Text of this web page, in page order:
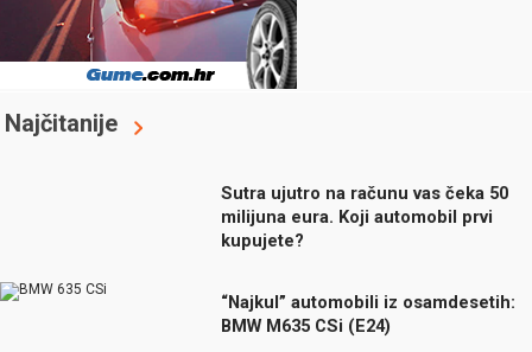
Najčitanije
Sutra ujutro na računu vas čeka 50
milijuna eura. Koji automobil prvi
kupujete?
“Najkul” automobili iz osamdesetih:
BMW M635 CSi (E24)